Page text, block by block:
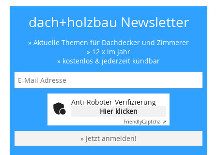
dach+holzbau Newsletter
» Aktuelle Themen für Dachdecker und Zimmerer
» 12 x im Jahr
» kostenlos & jederzeit kündbar
Anti-Roboter-Verifizierung
Hier klicken
FriendlyCaptcha ⇗
» Jetzt anmelden!